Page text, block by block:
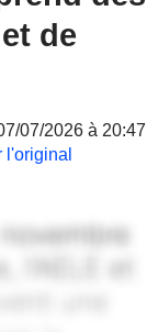
de
07/2026 à 20:47
l'original